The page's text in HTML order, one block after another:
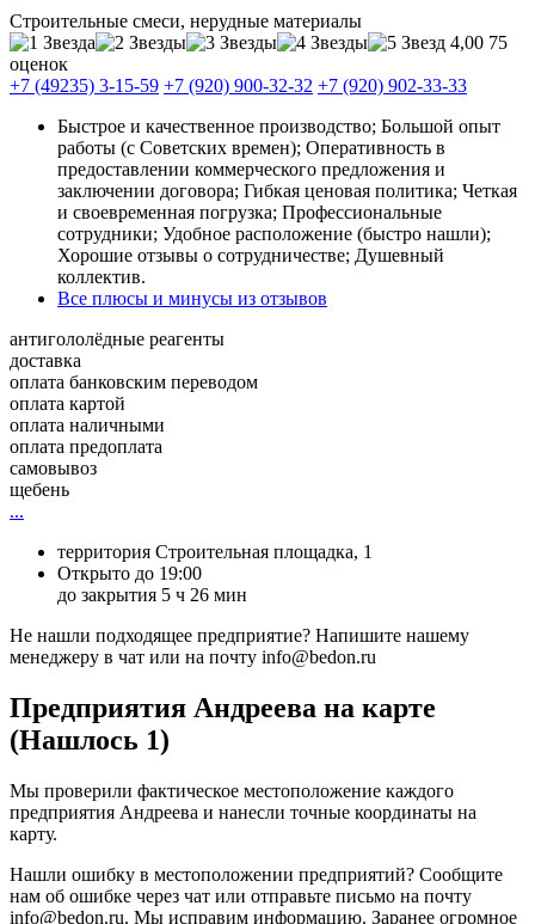
Строительные смеси, нерудные материалы
4,00 75
оценок
+7 (49235) 3-15-59 +7 (920) 900-32-32 +7 (920) 902-33-33
Быстрое и качественное производство; Большой опыт
работы (с Советских времен); Оперативность в
предоставлении коммерческого предложения и
заключении договора; Гибкая ценовая политика; Четкая
и своевременная погрузка; Профессиональные
сотрудники; Удобное расположение (быстро нашли);
Хорошие отзывы о сотрудничестве; Душевный
коллектив.
Все плюсы и минусы из отзывов
антигололёдные реагенты
доставка
оплата банковским переводом
оплата картой
оплата наличными
оплата предоплата
самовывоз
щебень
...
территория Строительная площадка, 1
Открыто до 19:00
до закрытия 5 ч 26 мин
Не нашли подходящее предприятие? Напишите нашему
менеджеру в чат или на почту info@bedon.ru
Предприятия Андреева на карте
(Нашлось 1)
Мы проверили фактическое местоположение каждого
предприятия Андреева и нанесли точные координаты на
карту.
Нашли ошибку в местоположении предприятий? Сообщите
нам об ошибке через чат или отправьте письмо на почту
info@bedon.ru. Мы исправим информацию. Заранее огромное